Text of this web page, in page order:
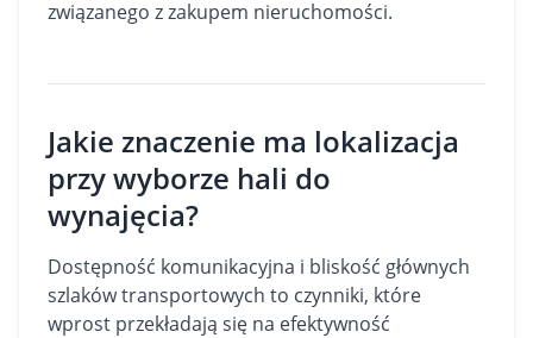
związanego z zakupem nieruchomości.
Jakie znaczenie ma lokalizacja
przy wyborze hali do
wynajęcia?
Dostępność komunikacyjna i bliskość głównych
szlaków transportowych to czynniki, które
wprost przekładają się na efektywność